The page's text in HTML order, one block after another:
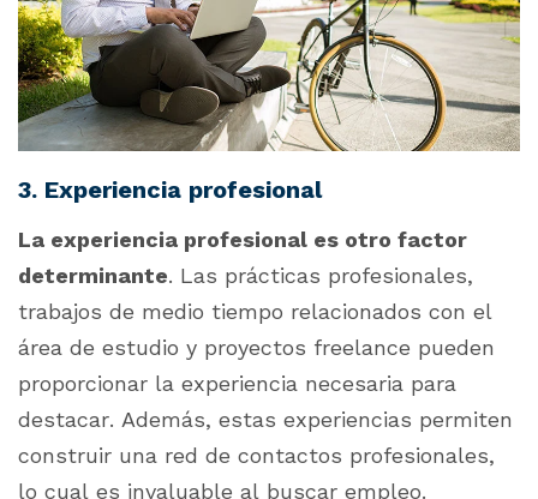
3. Experiencia profesional
La experiencia profesional es otro factor
determinante. Las prácticas profesionales,
trabajos de medio tiempo relacionados con el
área de estudio y proyectos freelance pueden
proporcionar la experiencia necesaria para
destacar. Además, estas experiencias permiten
construir una red de contactos profesionales,
lo cual es invaluable al buscar empleo.